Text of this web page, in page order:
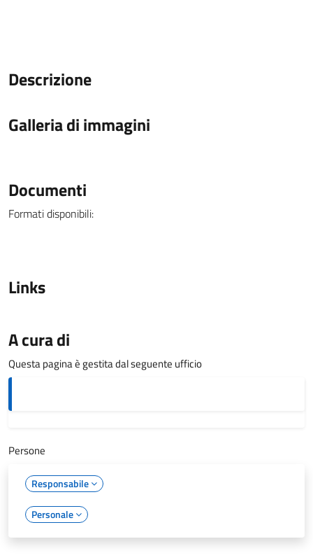
Descrizione
Galleria di immagini
Documenti
Formati disponibili:
Links
A cura di
Questa pagina è gestita dal seguente ufficio
Persone
Responsabile
Personale